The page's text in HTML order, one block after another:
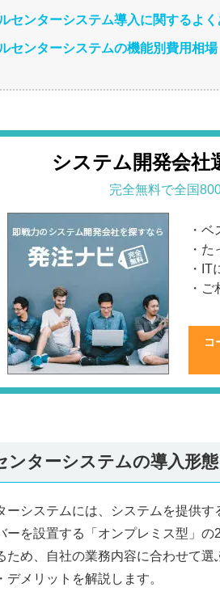
センターシステム導入に関するよく
センターシステムの機能別費用相場
システム開発会社
完全無料で全国
・
・
・
・
コ
ンターシステムの導入形態
ーシステムには、システムを提供
ーを設置する「オンプレミス型」
ため、自社の業務内容に合わせて
デメリットを解説します。